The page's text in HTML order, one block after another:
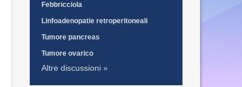
Febbricciola
Linfoadenopatie retroperitoneali
Tumore pancreas
Tumore ovarico
Altre discussioni »